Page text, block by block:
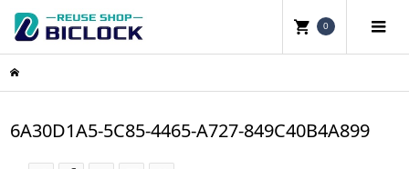
0
6A30D1A5-5C85-4465-A727-849C40B4A899